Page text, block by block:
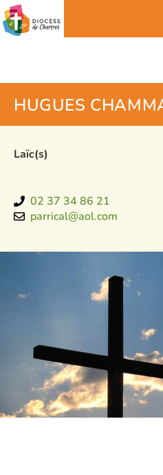
HUGUES
Laïc(s)
02 37 34 86 21
parrical@aol.com